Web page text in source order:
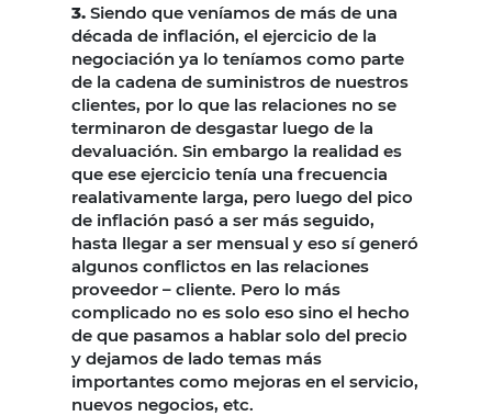
3. Siendo que veníamos de más de una
década de inflación, el ejercicio de la
negociación ya lo teníamos como parte
de la cadena de suministros de nuestros
clientes, por lo que las relaciones no se
terminaron de desgastar luego de la
devaluación. Sin embargo la realidad es
que ese ejercicio tenía una frecuencia
realativamente larga, pero luego del pico
de inflación pasó a ser más seguido,
hasta llegar a ser mensual y eso sí generó
algunos conflictos en las relaciones
proveedor – cliente. Pero lo más
complicado no es solo eso sino el hecho
de que pasamos a hablar solo del precio
y dejamos de lado temas más
importantes como mejoras en el servicio,
nuevos negocios, etc.